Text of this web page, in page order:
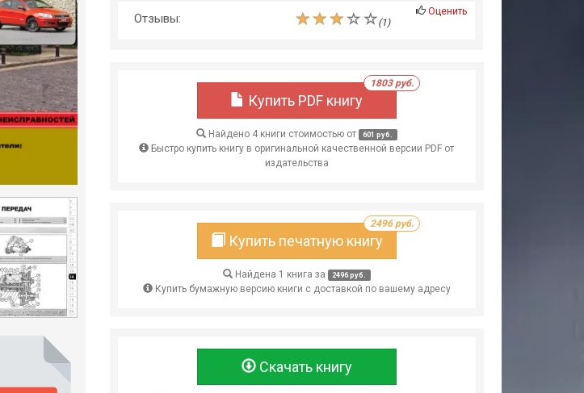
Отзывы: (1)
Оценить
Купить PDF книгу
1803 руб.
Найдено 4 книги стоимостью от 601 руб.
Быстро купить книгу в оригинальной качественной версии PDF от
издательства
Купить печатную книгу
2496 руб.
Найдена 1 книга за 2496 руб.
Купить бумажную версию книги с доставкой по вашему адресу
Скачать книгу